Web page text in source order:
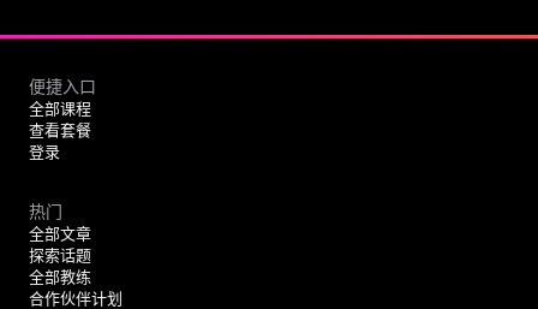
便捷入口
全部课程
查看套餐
登录
热门
全部文章
探索话题
全部教练
合作伙伴计划